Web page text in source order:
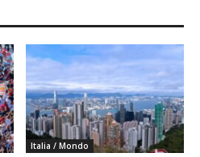
Italia / Mondo